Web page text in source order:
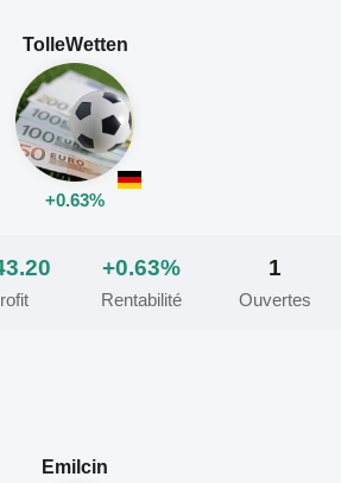
TolleWetten
+0.63%
+0.63%
Rentabilité
1
Ouvertes
Emilcin